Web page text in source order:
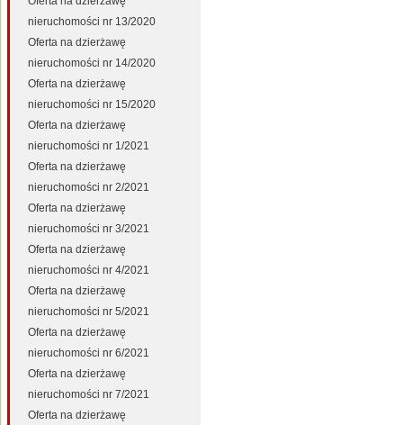
nieruchomości nr 13/2020
Oferta na dzierżawę
nieruchomości nr 14/2020
Oferta na dzierżawę
nieruchomości nr 15/2020
Oferta na dzierżawę
nieruchomości nr 1/2021
Oferta na dzierżawę
nieruchomości nr 2/2021
Oferta na dzierżawę
nieruchomości nr 3/2021
Oferta na dzierżawę
nieruchomości nr 4/2021
Oferta na dzierżawę
nieruchomości nr 5/2021
Oferta na dzierżawę
nieruchomości nr 6/2021
Oferta na dzierżawę
nieruchomości nr 7/2021
Oferta na dzierżawę